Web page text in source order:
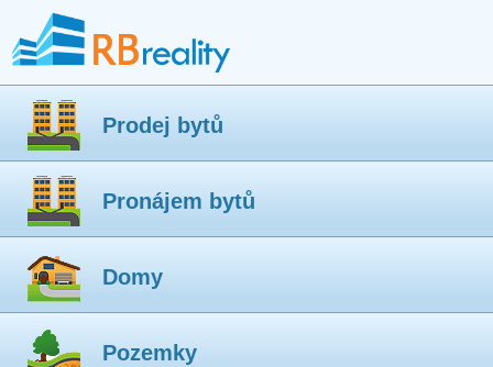
Prodej bytů
Pronájem bytů
Domy
Pozemky